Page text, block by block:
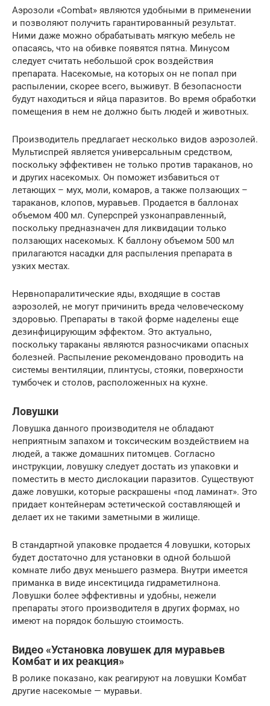
Аэрозоли «Combat» являются удобными в применении
и позволяют получить гарантированный результат.
Ними даже можно обрабатывать мягкую мебель не
опасаясь, что на обивке появятся пятна. Минусом
следует считать небольшой срок воздействия
препарата. Насекомые, на которых он не попал при
распылении, скорее всего, выживут. В безопасности
будут находиться и яйца паразитов. Во время обработки
помещения в нем не должно быть людей и животных.
Производитель предлагает несколько видов аэрозолей.
Мультиспрей является универсальным средством,
поскольку эффективен не только против тараканов, но
и других насекомых. Он поможет избавиться от
летающих – мух, моли, комаров, а также ползающих –
тараканов, клопов, муравьев. Продается в баллонах
объемом 400 мл. Суперспрей узконаправленный,
поскольку предназначен для ликвидации только
ползающих насекомых. К баллону объемом 500 мл
прилагаются насадки для распыления препарата в
узких местах.
Нервнопаралитические яды, входящие в состав
аэрозолей, не могут причинить вреда человеческому
здоровью. Препараты в такой форме наделены еще
дезинфицирующим эффектом. Это актуально,
поскольку тараканы являются разносчиками опасных
болезней. Распыление рекомендовано проводить на
системы вентиляции, плинтусы, стояки, поверхности
тумбочек и столов, расположенных на кухне.
Ловушки
Ловушка данного производителя не обладают
неприятным запахом и токсическим воздействием на
людей, а также домашних питомцев. Согласно
инструкции, ловушку следует достать из упаковки и
поместить в место дислокации паразитов. Существуют
даже ловушки, которые раскрашены «под ламинат». Это
придает контейнерам эстетической составляющей и
делает их не такими заметными в жилище.
В стандартной упаковке продается 4 ловушки, которых
будет достаточно для установки в одной большой
комнате либо двух меньшего размера. Внутри имеется
приманка в виде инсектицида гидраметилнона.
Ловушки более эффективны и удобны, нежели
препараты этого производителя в других формах, но
имеют на порядок большую стоимость.
Видео «Установка ловушек для муравьев
Комбат и их реакция»
В ролике показано, как реагируют на ловушки Комбат
другие насекомые — муравьи.